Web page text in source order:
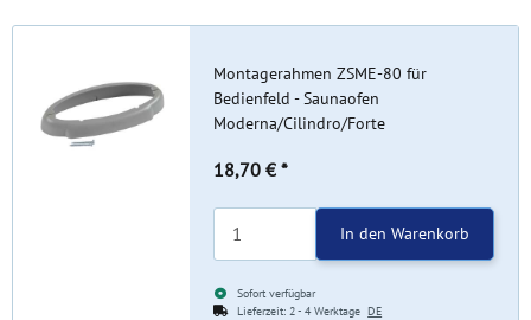
Montagerahmen ZSME-80 für
Bedienfeld - Saunaofen
Moderna/Cilindro/Forte
18,70 € *
In den Warenkorb
Sofort verfügbar
Lieferzeit: 2 - 4 WerktageDE